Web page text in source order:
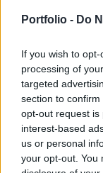
Portfolio - Do
If you wish to
processing of
targeted
section to
opt-out request is
interest-based
us or personal
your opt-out. You
golyózápor
nyugodtan
Nehéz
felvétel,
Donbaszban,
harcok. ⭕️ :
manuals again
Russian BTR.
#Ukraine— -